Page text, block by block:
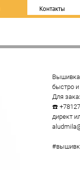
Контакты
Вышивка
быстро и
Для
☎️
директ